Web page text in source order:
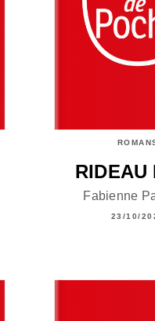
RIDEAU
Fabienne
23/10/